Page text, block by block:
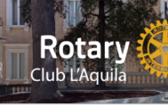
Salta
al
contenuto
Distretto 2090 ITALIA